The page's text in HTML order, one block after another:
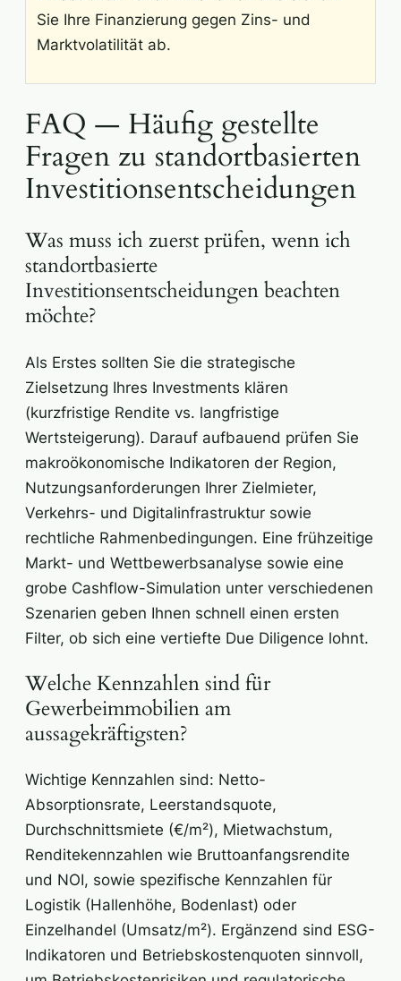
Sie Ihre Finanzierung gegen Zins- und
Marktvolatilität ab.
FAQ — Häufig gestellte
Fragen zu standortbasierten
Investitionsentscheidungen
Was muss ich zuerst prüfen, wenn ich
standortbasierte
Investitionsentscheidungen beachten
möchte?
Als Erstes sollten Sie die strategische
Zielsetzung Ihres Investments klären
(kurzfristige Rendite vs. langfristige
Wertsteigerung). Darauf aufbauend prüfen Sie
makroökonomische Indikatoren der Region,
Nutzungsanforderungen Ihrer Zielmieter,
Verkehrs- und Digitalinfrastruktur sowie
rechtliche Rahmenbedingungen. Eine frühzeitige
Markt- und Wettbewerbsanalyse sowie eine
grobe Cashflow-Simulation unter verschiedenen
Szenarien geben Ihnen schnell einen ersten
Filter, ob sich eine vertiefte Due Diligence lohnt.
Welche Kennzahlen sind für
Gewerbeimmobilien am
aussagekräftigsten?
Wichtige Kennzahlen sind: Netto-
Absorptionsrate, Leerstandsquote,
Durchschnittsmiete (€/m²), Mietwachstum,
Renditekennzahlen wie Bruttoanfangsrendite
und NOI, sowie spezifische Kennzahlen für
Logistik (Hallenhöhe, Bodenlast) oder
Einzelhandel (Umsatz/m²). Ergänzend sind ESG-
Indikatoren und Betriebskostenquoten sinnvoll,